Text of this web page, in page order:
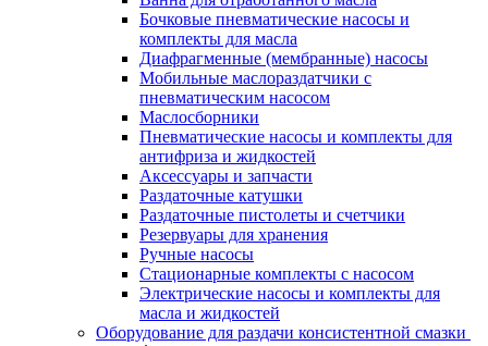
Бочковые пневматические насосы и
комплекты для масла
Диафрагменные (мембранные) насосы
Мобильные маслораздатчики с
пневматическим насосом
Маслосборники
Пневматические насосы и комплекты для
антифриза и жидкостей
Аксессуары и запчасти
Раздаточные катушки
Раздаточные пистолеты и счетчики
Резервуары для хранения
Ручные насосы
Стационарные комплекты с насосом
Электрические насосы и комплекты для
масла и жидкостей
Оборудование для раздачи консистентной смазки